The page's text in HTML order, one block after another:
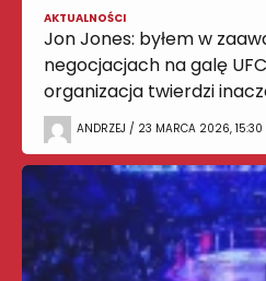
AKTUALNOŚCI
Jon Jones: byłem w
negocjacjach na galę
organizacja twierdzi
ANDRZEJ / 23 MARCA 2026, 15:30